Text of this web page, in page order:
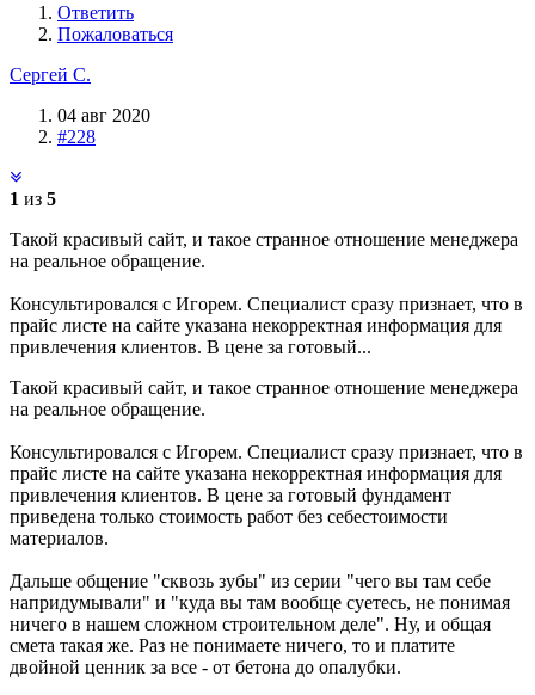
Ответить
Пожаловаться
Сергей С.
04 авг 2020
#228
1 из 5
Такой красивый сайт, и такое странное отношение менеджера
на реальное обращение.
Консультировался с Игорем. Специалист сразу признает, что в
прайс листе на сайте указана некорректная информация для
привлечения клиентов. В цене за готовый...
Такой красивый сайт, и такое странное отношение менеджера
на реальное обращение.
Консультировался с Игорем. Специалист сразу признает, что в
прайс листе на сайте указана некорректная информация для
привлечения клиентов. В цене за готовый фундамент
приведена только стоимость работ без себестоимости
материалов.
Дальше общение "сквозь зубы" из серии "чего вы там себе
напридумывали" и "куда вы там вообще суетесь, не понимая
ничего в нашем сложном строительном деле". Ну, и общая
смета такая же. Раз не понимаете ничего, то и платите
двойной ценник за все - от бетона до опалубки.